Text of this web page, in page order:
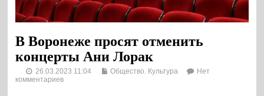
В Воронеже просят отменить
концерты Ани Лорак
26.03.2023 11:04 Общество. Культура
Нет
комментариев